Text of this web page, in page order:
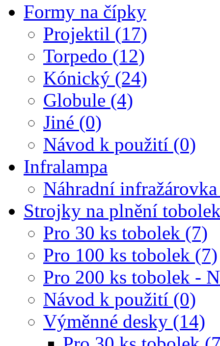
Formy na čípky
Projektil (17)
Torpedo (12)
Kónický (24)
Globule (4)
Jiné (0)
Návod k použití (0)
Infralampa
Náhradní
Strojky na plnění
Pro 30 ks tobolek (7)
Pro 100 ks tobolek (7)
Pro 200 ks tobolek -
Návod k použití (0)
Výměnné desky (14)